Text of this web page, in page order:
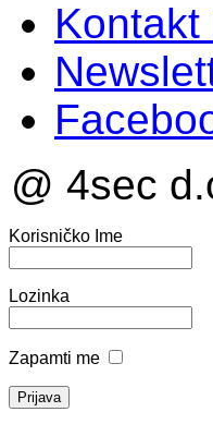
Kontakt
@ 4sec
Korisničko Ime
Lozinka
Zapamti me